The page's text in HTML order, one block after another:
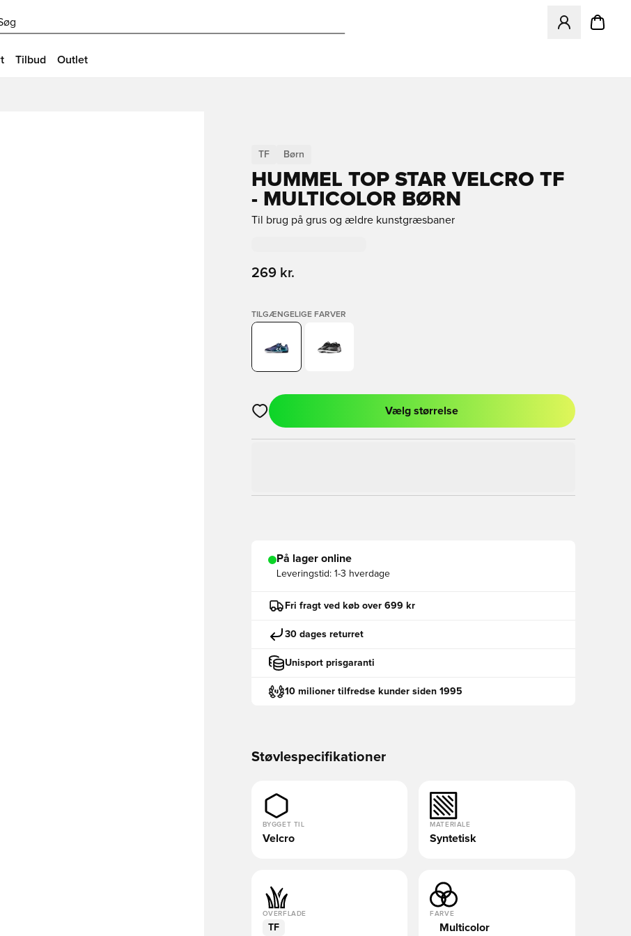
Åbner en
Tilbud Outlet
TF Børn
HUMMEL TOP STAR VELCRO TF
- MULTICOLOR BØRN
Til brug på grus og ældre kunstgræsbaner
269 kr.
TILGÆNGELIGE FARVER
Åbner en Modal til at logge ind eller tilmelde dig som medlem
Vælg størrelse
På lager online
Leveringstid: 1-3 hverdage
Fri fragt ved køb over 699 kr
30 dages returret
Unisport prisgaranti
10 milioner tilfredse kunder siden 1995
Støvlespecifikationer
BYGGET TIL
Velcro
MATERIALE
Syntetisk
OVERFLADE
TF
FARVE
Multicolor